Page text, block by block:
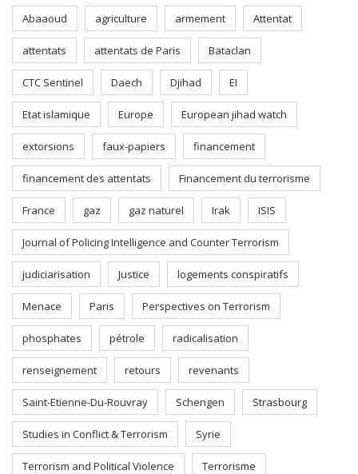
Abaaoud agriculture armement Attentat
attentats attentats de Paris Bataclan
CTC Sentinel Daech Djihad EI
Etat islamique Europe European jihad watch
extorsions faux-papiers financement
financement des attentats Financement du terrorisme
France gaz gaz naturel Irak ISIS
Journal of Policing Intelligence and Counter Terrorism
judiciarisation Justice logements conspiratifs
Menace Paris Perspectives on Terrorism
phosphates pétrole radicalisation
renseignement retours revenants
Saint-Etienne-Du-Rouvray Schengen Strasbourg
Studies in Conflict & Terrorism Syrie
Terrorism and Political Violence Terrorisme